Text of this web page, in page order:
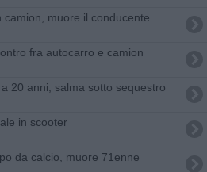
camion, muore il conducente
fra autocarro e camion
20 anni, salma sotto sequestro
in scooter
da calcio, muore 71enne